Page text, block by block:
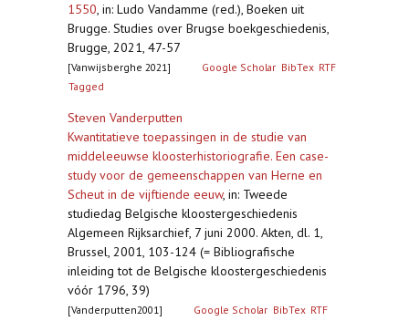
1550, in: Ludo Vandamme (red.), Boeken uit
Brugge. Studies over Brugse boekgeschiedenis,
Brugge, 2021, 47-57
[Vanwijsberghe 2021] Google Scholar BibTex RTF
Tagged
Steven Vanderputten
Kwantitatieve toepassingen in de studie van
middeleeuwse kloosterhistoriografie. Een case-
study voor de gemeenschappen van Herne en
Scheut in de vijftiende eeuw, in: Tweede
studiedag Belgische kloostergeschiedenis
Algemeen Rijksarchief, 7 juni 2000. Akten, dl. 1,
Brussel, 2001, 103-124 (= Bibliografische
inleiding tot de Belgische kloostergeschiedenis
vóór 1796, 39)
[Vanderputten2001] Google Scholar BibTex RTF